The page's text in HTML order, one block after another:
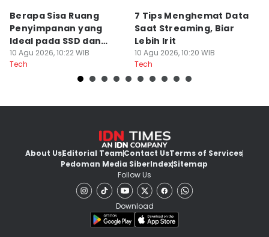
Berapa Sisa Ruang
Penyimpanan yang
Ideal pada SSD dan
HDD?
10 Agu 2026, 10:22 WIB
Tech
7 Tips Menghemat Data
Saat Streaming, Biar
Lebih Irit
10 Agu 2026, 10:20 WIB
Tech
About UsEditorial TeamContact UsTerms of Services
Pedoman Media SiberIndexSitemap
Follow Us
Download